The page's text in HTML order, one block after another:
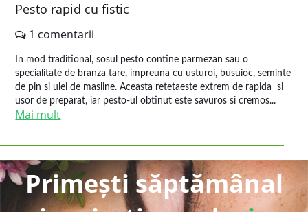
Pesto rapid cu fistic
1 comentarii
In mod traditional, sosul pesto contine parmezan sau o
specialitate de branza tare, impreuna cu usturoi, busuioc, seminte
de pin si ulei de masline. Aceasta retetaeste extrem de rapida si
usor de preparat, iar pesto-ul obtinut este savuros si cremos...
Mai mult
Primești săptămânal